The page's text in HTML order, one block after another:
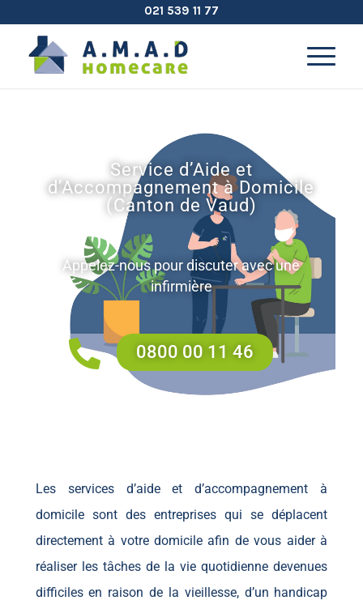
021 539 11 77
Service d’Aide et
d’Accompagnement à Domicile
(Canton de Vaud)
Appelez-nous pour discuter avec une
infirmière
0800 00 11 46
Les services d’aide et d’accompagnement à
domicile sont des entreprises qui se déplacent
directement à votre domicile afin de vous aider à
réaliser les tâches de la vie quotidienne devenues
difficiles en raison de la vieillesse, d’un handicap